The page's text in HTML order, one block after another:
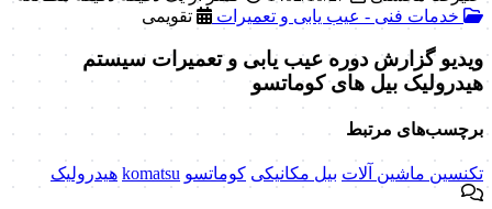
خدمات فنی - عیب یابی و تعمیرات
تقویمی
ویدیو گزارش دوره عیب یابی و تعمیرات سیستم
هیدرولیک بیل های کوماتسو
برچسب‌های مرتبط
تکنسین ماشین آلات بیل مکانیکی کوماتسو komatsu هیدرولیک